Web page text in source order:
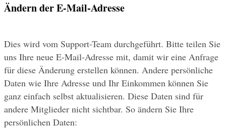
Ändern der E-Mail-Adresse
Dies wird vom Support-Team durchgeführt. Bitte teilen Sie
uns Ihre neue E-Mail-Adresse mit, damit wir eine Anfrage
für diese Änderung erstellen können. Andere persönliche
Daten wie Ihre Adresse und Ihr Einkommen können Sie
ganz einfach selbst aktualisieren. Diese Daten sind für
andere Mitglieder nicht sichtbar. So ändern Sie Ihre
persönlichen Daten: